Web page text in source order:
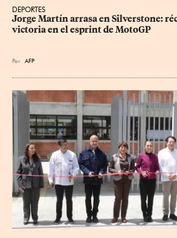
DEPORTES
Jorge Martín arrasa en Silverstone:
victoria en el esprint de MotoGP
Por AFP